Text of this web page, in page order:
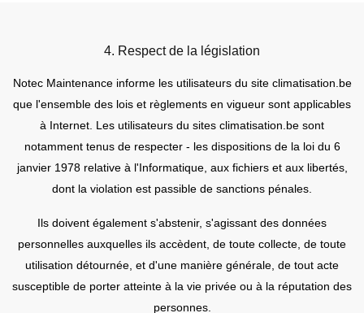
4. Respect de la législation
Notec Maintenance informe les utilisateurs du site climatisation.be
que l'ensemble des lois et règlements en vigueur sont applicables
à Internet. Les utilisateurs du sites climatisation.be sont
notamment tenus de respecter - les dispositions de la loi du 6
janvier 1978 relative à l'Informatique, aux fichiers et aux libertés,
dont la violation est passible de sanctions pénales.
Ils doivent également s'abstenir, s'agissant des données
personnelles auxquelles ils accèdent, de toute collecte, de toute
utilisation détournée, et d'une manière générale, de tout acte
susceptible de porter atteinte à la vie privée ou à la réputation des
personnes.